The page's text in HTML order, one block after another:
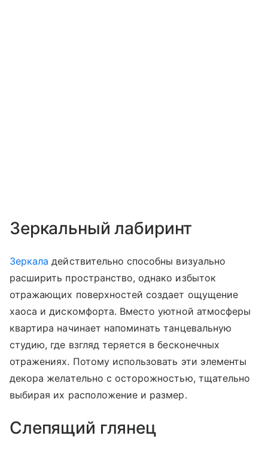
Зеркальный лабиринт
Зеркала действительно способны визуально
расширить пространство, однако избыток
отражающих поверхностей создает ощущение
хаоса и дискомфорта. Вместо уютной атмосферы
квартира начинает напоминать танцевальную
студию, где взгляд теряется в бесконечных
отражениях. Потому использовать эти элементы
декора желательно с осторожностью, тщательно
выбирая их расположение и размер.
Слепящий глянец